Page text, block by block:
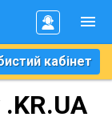
кабінет